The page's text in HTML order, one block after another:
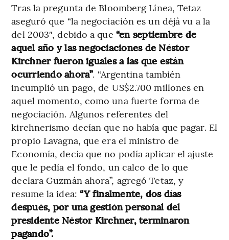
Tras la pregunta de Bloomberg Línea, Tetaz
aseguró que “la negociación es un déjà vu a la
del 2003″, debido a que “en septiembre de
aquel año y las negociaciones de Néstor
Kirchner fueron iguales a las que están
ocurriendo ahora”. “Argentina también
incumplió un pago, de US$2.700 millones en
aquel momento, como una fuerte forma de
negociación. Algunos referentes del
kirchnerismo decían que no había que pagar. El
propio Lavagna, que era el ministro de
Economía, decía que no podía aplicar el ajuste
que le pedía el fondo, un calco de lo que
declara Guzmán ahora”, agregó Tetaz, y
resume la idea: “Y finalmente, dos días
después, por una gestión personal del
presidente Néstor Kirchner, terminaron
pagando”.